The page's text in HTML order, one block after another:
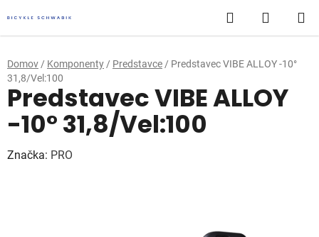
na
obsah
Hľadať
KOŠÍK
Domov / Komponenty / Predstavce / Predstavec VIBE ALLOY -10°
31,8/Vel:100
Predstavec VIBE ALLOY
-10° 31,8/Vel:100
Značka: PRO